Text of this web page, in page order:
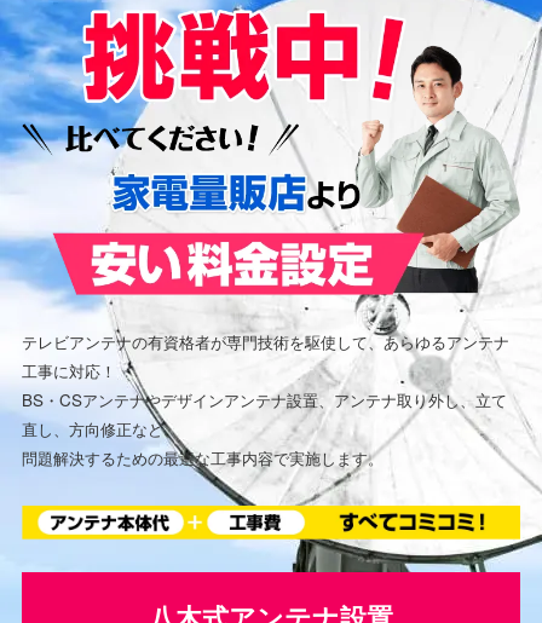
テレビアンテナの有資格者が専門技術を駆使して、あらゆるアンテナ
工事に対応！
BS・CSアンテナやデザインアンテナ設置、アンテナ取り外し、立て
直し、方向修正など、
問題解決するための最適な工事内容で実施します。